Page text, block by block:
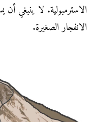
الاسترمبولية. لا ينبغي
الانفجار الصغيرة.